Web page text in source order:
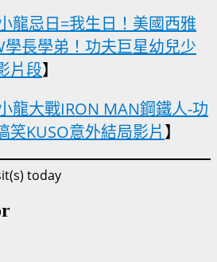
龍忌日=我生日！美國西雅
長學弟！功夫巨星幼兒少
片段】
龍大戰IRON MAN鋼鐵人-功
笑KUSO意外結局影片】
today